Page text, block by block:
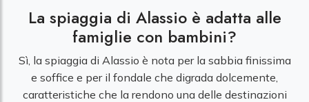
La spiaggia di Alassio è adatta alle
famiglie con bambini?
Sì, la spiaggia di Alassio è nota per la sabbia finissima
e soffice e per il fondale che digrada dolcemente,
caratteristiche che la rendono una delle destinazioni